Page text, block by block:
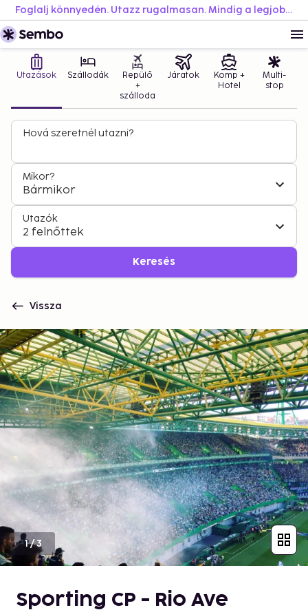
Foglalj könnyedén. Utazz rugalmasan. Mindig a legjobb áron.
Utazások Szállodák
Repülő
+
szálloda
Járatok
Komp +
Hotel
Multi-
stop
Hová szeretnél utazni?
Mikor?
Bármikor
Utazók
2 felnőttek
Keresés
Vissza
1/3
Sporting CP - Rio Ave